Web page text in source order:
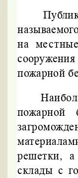
на
пожарной
пожарной
решетки, а
склады с